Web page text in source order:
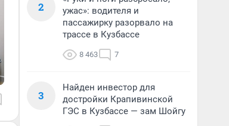
2
ужас»: водителя и
пассажирку разорвало на
трассе в Кузбассе
8 463 7
3
Найден инвестор для
достройки Крапивинской
ГЭС в Кузбассе — зам Шойгу